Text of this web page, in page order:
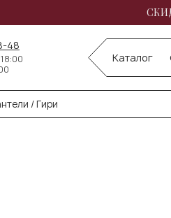
48
Каталог
/ Гири